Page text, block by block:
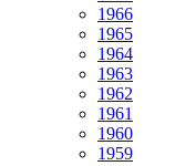
1966
1965
1964
1963
1962
1961
1960
1959